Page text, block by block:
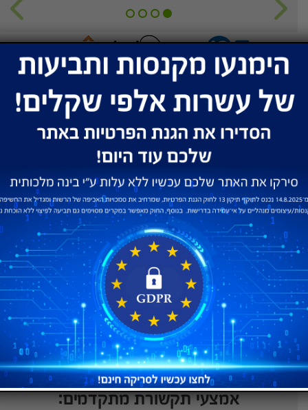
שירות ותמיכה
יש לכם שאלות נוספות על שירותי
החברה? רוצים לקבל פתרון מהיר לכל
בעיה? אנחנו פה בשביל לעזור במגוון
אמצעי תקשורת מתקדמים: